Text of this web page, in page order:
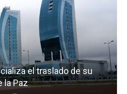
el traslado de su
la Paz